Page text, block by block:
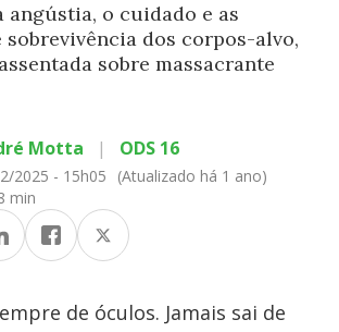
angústia, o cuidado e as
sobrevivência dos corpos-alvo,
sobre massacrante
Motta | ODS 16
2025 - 15h05
(Atualizado há 1 ano)
min
de óculos. Jamais sai de